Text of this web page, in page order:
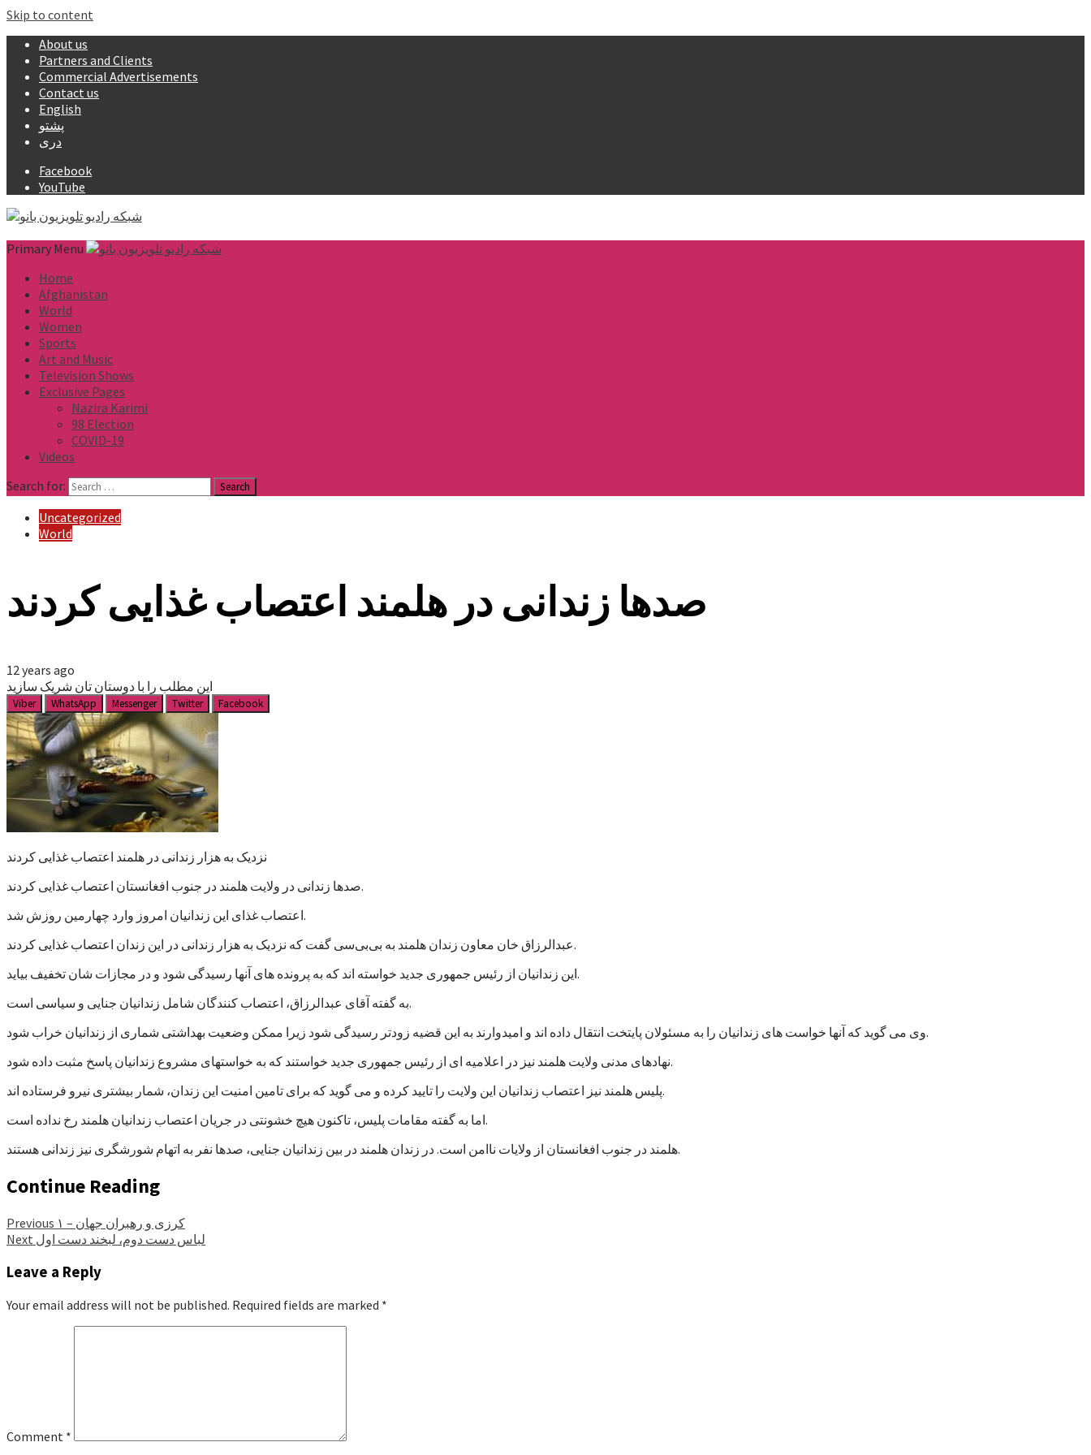
Skip to content
About us
Partners and Clients
Commercial Advertisements
Contact us
English
پشتو
دری
Facebook
YouTube
Primary Menu
Home
Afghanistan
World
Women
Sports
Art and Music
Television Shows
Exclusive Pages
Nazira Karimi
98 Election
COVID-19
Videos
Search for:
Uncategorized
World
صدها زندانی در هلمند اعتصاب غذایی کردند
12 years ago
این مطلب را با دوستان تان شریک سازید
Viber WhatsApp Messenger Twitter Facebook
نزدیک به هزار زندانی در هلمند اعتصاب غذایی کردند
صدها زندانی در ولایت هلمند در جنوب افغانستان اعتصاب غذایی کردند.
اعتصاب غذای این زندانیان امروز وارد چهارمین روزش شد.
عبدالرزاق خان معاون زندان هلمند به بی‌بی‌سی گفت که نزدیک به هزار زندانی در این زندان اعتصاب غذایی کردند.
این زندانیان از رئیس جمهوری جدید خواسته اند که به پرونده های آنها رسیدگی شود و در مجازات شان تخفیف بیاید.
به گفته آقای عبدالرزاق، اعتصاب کنندگان شامل زندانیان جنایی و سیاسی است.
وی می گوید که آنها خواست های زندانیان را به مسئولان پایتخت انتقال داده اند و امیدوارند به این قضیه زودتر رسیدگی شود زیرا ممکن وضعیت بهداشتی شماری از زندانیان خراب شود.
نهادهای مدنی ولایت هلمند نیز در اعلامیه ای از رئیس جمهوری جدید خواستند که به خواستهای مشروع زندانیان پاسخ مثبت داده شود.
پلیس هلمند نیز اعتصاب زندانیان این ولایت را تایید کرده و می گوید که برای تامین امنیت این زندان، شمار بیشتری نیرو فرستاده اند.
اما به گفته مقامات پلیس، تاکنون هیچ خشونتی در جریان اعتصاب زندانیان هلمند رخ نداده است.
هلمند در جنوب افغانستان از ولایات ناامن است. در زندان هلمند در بین زندانیان جنایی، صدها نفر به اتهام شورشگری نیز زندانی هستند.
Continue Reading
Previous
کرزی و رهبران جهان – ۱
Next لباس دست دوم، لبخند دست اول
Leave a Reply
Your email address will not be published. Required fields are marked *
Comment *